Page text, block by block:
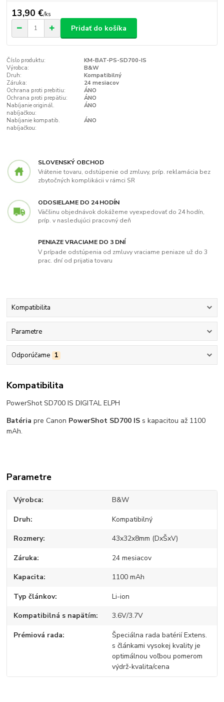
13,90 €/ks
Pridať do košíka
Číslo produktu:
KM-BAT-PS-SD700-IS
Výrobca:
B&W
Druh:
Kompatibilný
Záruka:
24 mesiacov
Ochrana proti prebitiu:
ÁNO
Ochrana proti prepätiu:
ÁNO
Nabíjanie originál.
nabíjačkou:
ÁNO
Nabíjanie kompatib.
nabíjačkou:
ÁNO
SLOVENSKÝ OBCHOD
Vrátenie tovaru, odstúpenie od zmluvy, príp. reklamácia bez
zbytočných komplikácii v rámci SR
ODOSIELAME DO 24 HODÍN
Väčšinu objednávok dokážeme vyexpedovať do 24 hodín,
príp. v nasledujúci pracovný deň
PENIAZE VRACIAME DO 3 DNÍ
V prípade odstúpenia od zmluvy vraciame peniaze už do 3
prac. dní od prijatia tovaru
Kompatibilita
Parametre
Odporúčame 1
Kompatibilita
PowerShot SD700 IS DIGITAL ELPH
Batéria pre Canon PowerShot SD700 IS s kapacitou až 1100
mAh.
Parametre
Výrobca B&W
Druh Kompatibilný
Rozmery 43x32x8mm (DxŠxV)
Záruka 24 mesiacov
Kapacita 1100 mAh
Typ článkov Li-ion
Kompatibilná s napätím 3.6V/3.7V
Prémiová rada
Špeciálna rada batérií Extens.
s článkami vysokej kvality je
optimálnou voľbou pomerom
výdrž-kvalita/cena